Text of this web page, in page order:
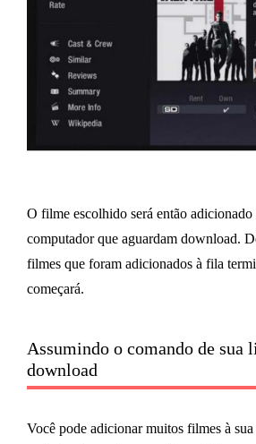
O filme escolhido será então
computador que aguardam download.
filmes que foram adicionados à fila
começará.
Assumindo o comando de sua
download
Você pode adicionar muitos filmes à